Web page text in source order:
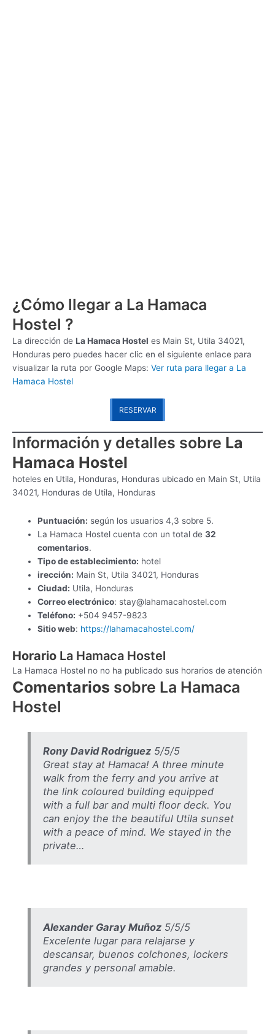
¿Cómo llegar a La Hamaca
Hostel ?
La dirección de La Hamaca Hostel es Main St, Utila 34021,
Honduras pero puedes hacer clic en el siguiente enlace para
visualizar la ruta por Google Maps: Ver ruta para llegar a La
Hamaca Hostel
RESERVAR
Información y detalles sobre La
Hamaca Hostel
hoteles en Utila, Honduras, Honduras ubicado en Main St, Utila
34021, Honduras de Utila, Honduras
Puntuación: según los usuarios 4,3 sobre 5.
La Hamaca Hostel cuenta con un total de32
comentarios.
Tipo de establecimiento: hotel
irección: Main St, Utila 34021, Honduras
Ciudad: Utila, Honduras
Correo electrónico: stay@lahamacahostel.com
Teléfono: +504 9457-9823
Sitio web: https://lahamacahostel.com/
Horario La Hamaca Hostel
La Hamaca Hostel no no ha publicado sus horarios de atención
Comentarios sobre La Hamaca
Hostel
Rony David Rodriguez5/5/5
Great stay at Hamaca! A three minute
walk from the ferry and you arrive at
the link coloured building equipped
with a full bar and multi floor deck. You
can enjoy the the beautiful Utila sunset
with a peace of mind. We stayed in the
private…
Alexander Garay Muñoz5/5/5
Excelente lugar para relajarse y
descansar, buenos colchones, lockers
grandes y personal amable.